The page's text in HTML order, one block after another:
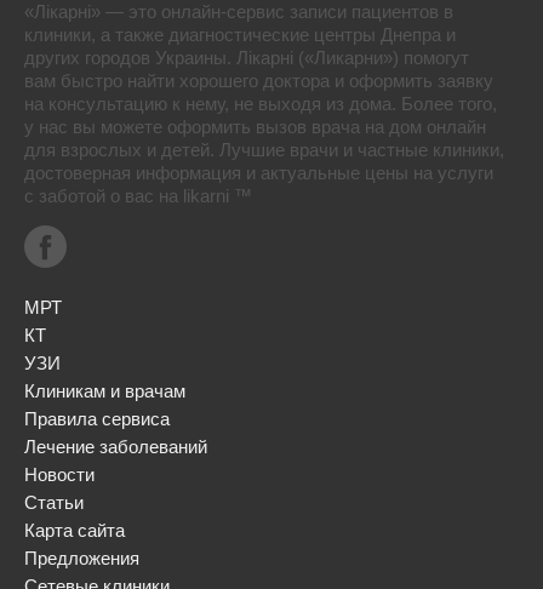
«Лікарні» — это онлайн-сервис записи пациентов в
клиники, а также диагностические центры Днепра и
других городов Украины. Лікарні («Ликарни») помогут
вам быстро найти хорошего доктора и оформить заявку
на консультацию к нему, не выходя из дома. Более того,
у нас вы можете оформить вызов врача на дом онлайн
для взрослых и детей. Лучшие врачи и частные клиники,
достоверная информация и актуальные цены на услуги
с заботой о вас на likarni ™
МРТ
КТ
УЗИ
Клиникам и врачам
Правила сервиса
Лечение заболеваний
Новости
Статьи
Карта сайта
Предложения